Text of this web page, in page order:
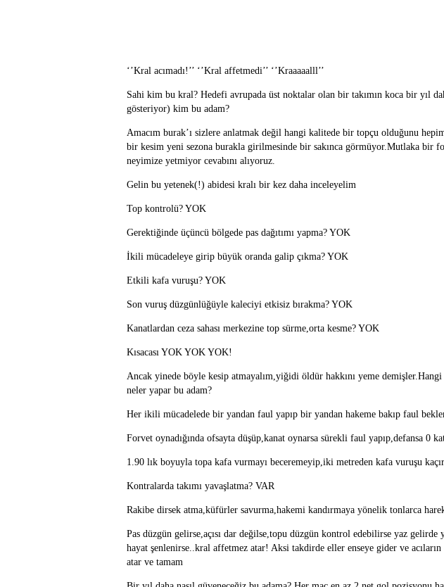
‘’Kral acımadı!’’ ‘’Kral affetmedi’’ ‘’Kraaaaalll’’
Sahi kim bu kral? Hedefi avrupada üst noktalar olan bir takımın koca bir yıl
gösteriyor) kim bu adam?
Amacım burak’ı sizlere anlatmak değil hangi kalitede bir topçu olduğunu
bir kesim yeni sezona burakla girilmesinde bir sakınca görmüyor.Mutlaka bir
neyimize yetmiyor cevabını alıyoruz.
Gelin bu yetenek(!) abidesi kralı bir kez daha inceleyelim
Top kontrolü? YOK
Gerektiğinde üçüncü bölgede pas dağıtımı yapma? YOK
İkili mücadeleye girip büyük oranda galip çıkma? YOK
Etkili kafa vuruşu? YOK
Son vuruş düzgünlüğüyle kaleciyi etkisiz bırakma? YOK
Kanatlardan ceza sahası merkezine top sürme,orta kesme? YOK
Kısacası YOK YOK YOK!
Ancak yinede böyle kesip atmayalım,yiğidi öldür hakkını yeme
neler yapar bu adam?
Her ikili mücadelede bir yandan faul yapıp bir yandan hakeme bakıp faul
Forvet oynadığında ofsayta düşüp,kanat oynarsa sürekli faul yapıp,defansa 0
1.90 lık boyuyla topa kafa vurmayı beceremeyip,iki metreden kafa vuruşu
Kontralarda takımı yavaşlatma? VAR
Rakibe dirsek atma,küfürler savurma,hakemi kandırmaya yönelik tonlarca
Pas düzgün gelirse,açısı dar değilse,topu düzgün kontrol edebilirse yaz
hayat şenlenirse..kral affetmez atar! Aksi takdirde eller enseye gider ve
atar ve tamam